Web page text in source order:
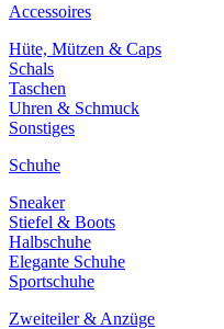
Accessoires
Hüte, Mützen & Caps
Schals
Taschen
Uhren & Schmuck
Sonstiges
Schuhe
Sneaker
Stiefel & Boots
Halbschuhe
Elegante Schuhe
Sportschuhe
Zweiteiler & Anzüge